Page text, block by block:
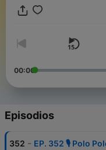
este es tu escenario
00:00
Episodios
352 - EP. 352 🎙️ Polo